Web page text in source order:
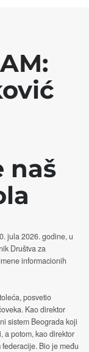
naš
jula 2026. godine, u
Društva za
informacionih
posvetio
Kao direktor
sistem Beograda koji
a potom, kao direktor
Bio je među